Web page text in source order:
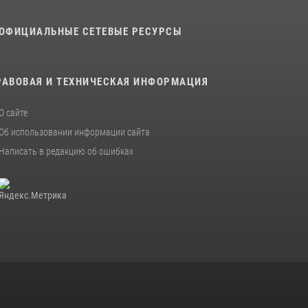
абитуриентских сборов 2026 года
СЕТЕВЫЕ РЕСУРСЫ
И ТЕХНИЧЕСКАЯ ИНФОРМАЦИЯ
О сайте
Об использовании информации сайта
Написать в редакцию об ошибках